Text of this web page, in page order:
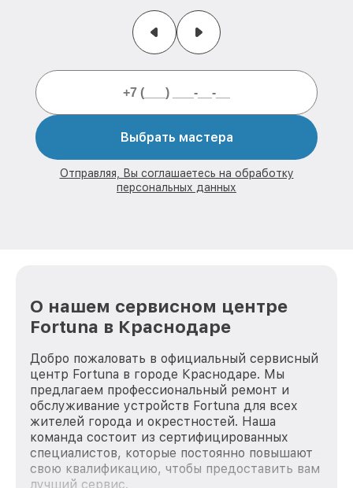
Выбрать мастера
Отправляя, Вы соглашаетесь на обработку
персональных данных
О нашем сервисном центре
Fortuna в Краснодаре
Добро пожаловать в официальный сервисный
центр Fortuna в городе Краснодаре. Мы
предлагаем профессиональный ремонт и
обслуживание устройств Fortuna для всех
жителей города и окрестностей. Наша
команда состоит из сертифицированных
специалистов, которые постоянно повышают
свою квалификацию, чтобы предоставить вам
лучший сервис.